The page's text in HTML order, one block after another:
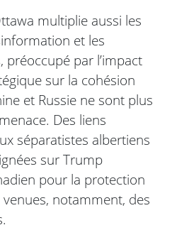
multiplie aussi les
et les
préoccupé par l’impact
sur la cohésion
et Russie ne sont plus
Des liens
séparatistes albertiens
sur Trump
pour la protection
notamment, des